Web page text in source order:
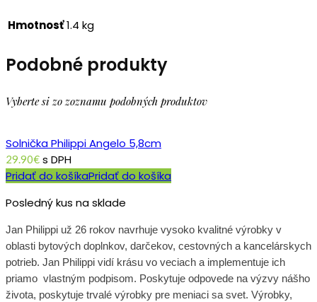
Hmotnosť1.4 kg
Podobné produkty
Vyberte si zo zoznamu podobných produktov
Solnička Philippi Angelo 5,8cm
29.90€ s DPH
Pridať do košíkaPridať do košíka
Posledný kus na sklade
Jan Philippi už 26 rokov navrhuje vysoko kvalitné výrobky v
oblasti bytových doplnkov, darčekov, cestovných a kancelárskych
potrieb. Jan Philippi vidí krásu vo veciach a implementuje ich
priamo vlastným podpisom. Poskytuje odpovede na výzvy nášho
života, poskytuje trvalé výrobky pre meniaci sa svet. Výrobky,